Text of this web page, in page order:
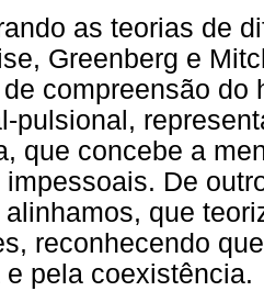
as teorias de
Greenberg e
compreensão do
pulsional,
que concebe a
impessoais. De
que
reconhecendo
e pela coexistência.